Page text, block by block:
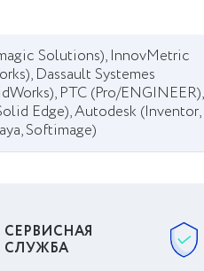
Solutions), InnovMetric
Dassault Systemes
PTC (Pro/ENGINEER),
Edge), Autodesk (Inventor,
Softimage)
СЕРВИСНАЯ
СЛУЖБА